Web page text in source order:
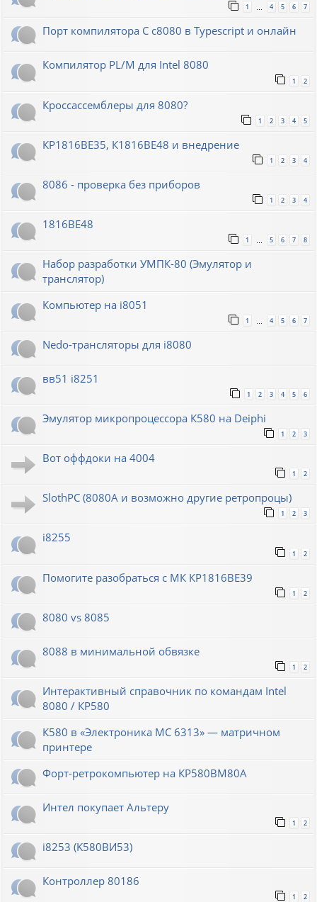
1 … 4 5 6 7
Порт компилятора С с8080 в Typescript и онлайн
Компилятор PL/M для Intel 8080
1 2
Кроссассемблеры для 8080?
1 2 3 4 5
КР1816ВЕ35, К1816ВЕ48 и внедрение
1 2 3 4
8086 - проверка без приборов
1 2 3 4
1816ВЕ48
1 5 6 7 8
Набор разработки УМПК-80 (Эмулятор и
транслятор)
Компьютер на i8051
1 … 4 5 6 7
Nedo-трансляторы для i8080
вв51 i8251
1 2 3 4 5 6
Эмулятор микропроцессора К580 на Deiphi
1 2 3
Вот оффдоки на 4004
1 2
SlothPC (8080A и возможно другие ретропроцы)
1 2 3
i8255
1 2
Помогите разобраться с МК КР1816ВЕ39
1 2
8080 vs 8085
8088 в минимальной обвязке
1 2
Интерактивный справочник по командам Intel
8080 / КР580
К580 в «Электроника МС 6313» — матричном
принтере
Форт-ретрокомпьютер на КР580ВМ80А
Интел покупает Альтеру
1 2
i8253 (K580ВИ53)
Контроллер 80186
1 2